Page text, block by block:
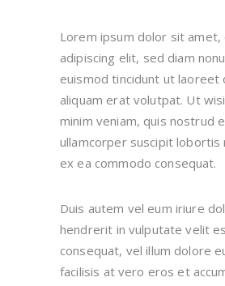
Lorem ipsum dolor sit
adipiscing elit, sed diam
euismod tincidunt ut laoreet
aliquam erat volutpat. Ut
minim veniam, quis nostrud
ullamcorper suscipit lobortis
ex ea commodo consequat.
Duis autem vel eum iriure
hendrerit in vulputate velit
consequat, vel illum dolore
facilisis at vero eros et